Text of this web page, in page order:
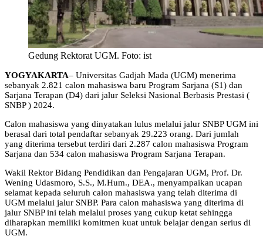
Gedung Rektorat UGM. Foto: ist
YOGYAKARTA– Universitas Gadjah Mada (UGM) menerima
sebanyak 2.821 calon mahasiswa baru Program Sarjana (S1) dan
Sarjana Terapan (D4) dari jalur Seleksi Nasional Berbasis Prestasi (
SNBP ) 2024.
Calon mahasiswa yang dinyatakan lulus melalui jalur SNBP UGM ini
berasal dari total pendaftar sebanyak 29.223 orang. Dari jumlah
yang diterima tersebut terdiri dari 2.287 calon mahasiswa Program
Sarjana dan 534 calon mahasiswa Program Sarjana Terapan.
Wakil Rektor Bidang Pendidikan dan Pengajaran UGM, Prof. Dr.
Wening Udasmoro, S.S., M.Hum., DEA., menyampaikan ucapan
selamat kepada seluruh calon mahasiswa yang telah diterima di
UGM melalui jalur SNBP. Para calon mahasiswa yang diterima di
jalur SNBP ini telah melalui proses yang cukup ketat sehingga
diharapkan memiliki komitmen kuat untuk belajar dengan serius di
UGM.